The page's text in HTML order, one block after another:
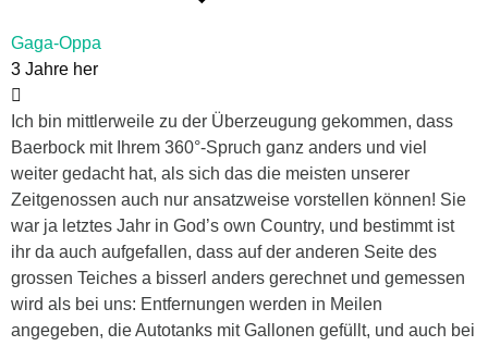
Gaga-Oppa
3 Jahre her
Ich bin mittlerweile zu der Überzeugung gekommen, dass
Baerbock mit Ihrem 360°-Spruch ganz anders und viel
weiter gedacht hat, als sich das die meisten unserer
Zeitgenossen auch nur ansatzweise vorstellen können! Sie
war ja letztes Jahr in God’s own Country, und bestimmt ist
ihr da auch aufgefallen, dass auf der anderen Seite des
grossen Teiches a bisserl anders gerechnet und gemessen
wird als bei uns: Entfernungen werden in Meilen
angegeben, die Autotanks mit Gallonen gefüllt, und auch bei